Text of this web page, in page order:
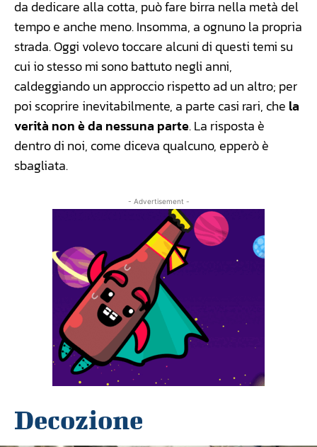
da dedicare alla cotta, può fare birra nella metà del
tempo e anche meno. Insomma, a ognuno la propria
strada. Oggi volevo toccare alcuni di questi temi su
cui io stesso mi sono battuto negli anni,
caldeggiando un approccio rispetto ad un altro; per
poi scoprire inevitabilmente, a parte casi rari, che la
verità non è da nessuna parte. La risposta è
dentro di noi, come diceva qualcuno, epperò è
sbagliata.
- Advertisement -
Decozione